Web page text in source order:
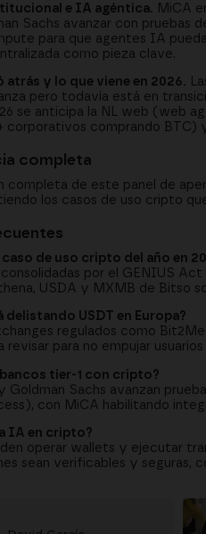
e IA agéntica.
MiCA
Sachs avanzar con
para que agentes IA
como pieza clave.
atrás y lo que viene en 2026.
pero todavía está en
se anticipa la NL web (web
corporativos comprando
completa
completa de este panel de
los casos de uso cripto
caso de uso cripto del año en
consolidadas por el GENIUS
USDA y MXMB de Bitso
delistando USDT en Europa?
regulados como
revisar para no empujar
tier-1 con cripto?
Goldman Sachs avanzan
con MiCA habilitando
IA en cripto?
operar wallets y ejecutar
sean verificables y seguras,